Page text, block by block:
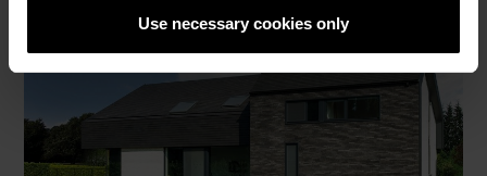
Use necessary cookies only